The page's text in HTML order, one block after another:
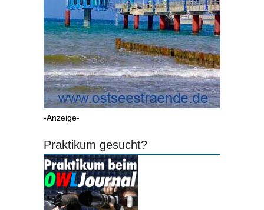
-Anzeige-
Praktikum gesucht?